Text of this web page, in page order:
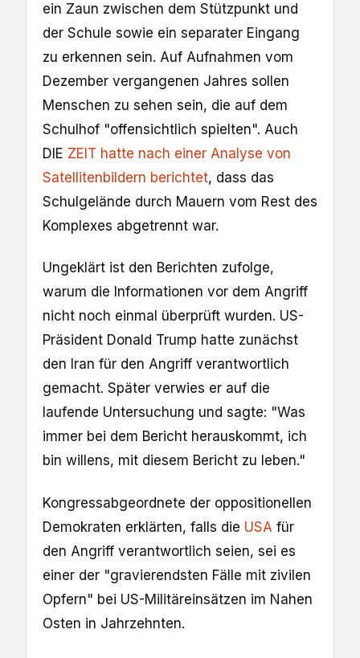
ein Zaun zwischen dem Stützpunkt und
der Schule sowie ein separater Eingang
zu erkennen sein. Auf Aufnahmen vom
Dezember vergangenen Jahres sollen
Menschen zu sehen sein, die auf dem
Schulhof "offensichtlich spielten". Auch
DIE ZEIT hatte nach einer Analyse von
Satellitenbildern berichtet, dass das
Schulgelände durch Mauern vom Rest des
Komplexes abgetrennt war.
Ungeklärt ist den Berichten zufolge,
warum die Informationen vor dem Angriff
nicht noch einmal überprüft wurden. US-
Präsident Donald Trump hatte zunächst
den Iran für den Angriff verantwortlich
gemacht. Später verwies er auf die
laufende Untersuchung und sagte: "Was
immer bei dem Bericht herauskommt, ich
bin willens, mit diesem Bericht zu leben."
Kongressabgeordnete der oppositionellen
Demokraten erklärten, falls die USA für
den Angriff verantwortlich seien, sei es
einer der "gravierendsten Fälle mit zivilen
Opfern" bei US-Militäreinsätzen im Nahen
Osten in Jahrzehnten.